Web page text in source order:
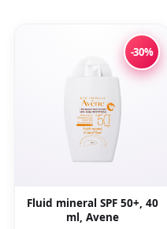
-30%
Fluid mineral SPF 50+, 40
ml, Avene